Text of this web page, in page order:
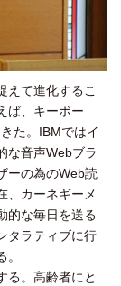
えて進化するこ
ば、キーボー
た。IBMではイ
な音声Webブラ
ーの為のWeb読
、カーネギーメ
的な毎日を送る
タラティブに行
る。高齢者にと